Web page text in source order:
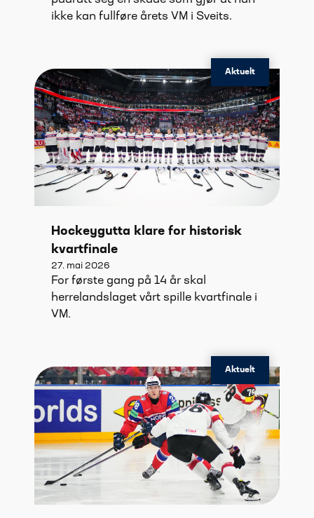
ikke kan fullføre årets VM i Sveits.
Aktuelt
Hockeygutta klare for historisk
kvartfinale
27. mai 2026
For første gang på 14 år skal
herrelandslaget vårt spille kvartfinale i
VM.
Aktuelt